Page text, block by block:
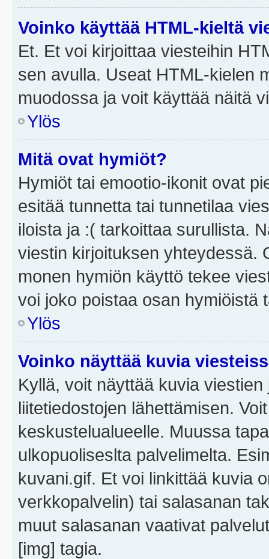
Voinko käyttää HTML-kieltä
Et. Et voi kirjoittaa viesteihin
sen avulla. Useat HTML-kielen
muodossa ja voit käyttää näitä
Ylös
Mitä ovat hymiöt?
Hymiöt tai emootio-ikonit ovat
esitää tunnetta tai tunnetilaa
iloista ja :( tarkoittaa surullista.
viestin kirjoituksen yhteydessä.
monen hymiön käyttö tekee
voi joko poistaa osan hymiöistä
Ylös
Voinko näyttää kuvia
Kyllä, voit näyttää kuvia
liitetiedostojen lähettämisen.
keskustelualueelle. Muussa
ulkopuoliseslta palvelimelta.
kuvani.gif. Et voi linkittää kuvia
verkkopalvelin) tai salasanan
muut salasanan vaativat
[img] tagia.